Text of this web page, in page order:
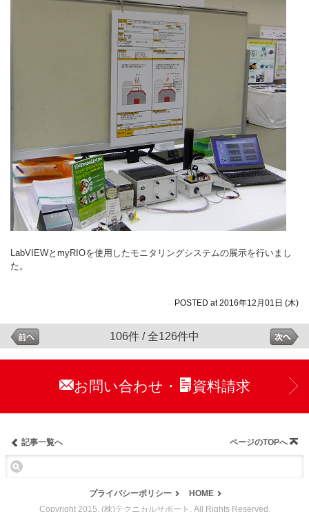
LabVIEWとmyRIOを使用したモニタリングシステムの展示を行いまし
た。
POSTED at 2016年12月01日 (木)
106件 / 全126件中
お問い合わせ ・ 資料請求
記事一覧へ ページのTOPへ
プライバシーポリシー
HOME
Copyright 2015. (株)テクニカルサポート. All Rights Reserved.